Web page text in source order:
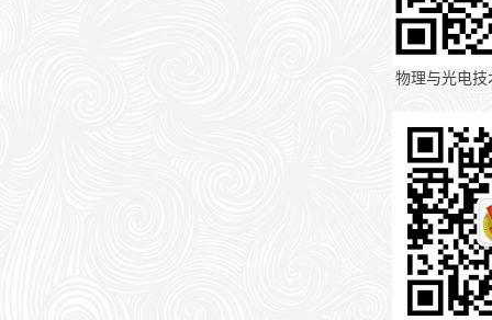
物理与光电技